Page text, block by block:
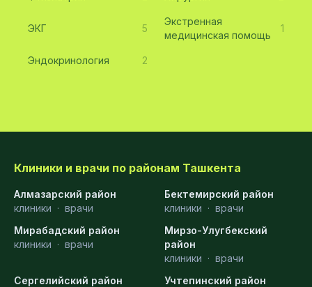
ЭКГ 5
Экстренная
медицинская помощь
1
Эндокринология 2
Клиники и врачи по районам Ташкента
Алмазарский район
клиники · врачи
Бектемирский район
клиники · врачи
Мирабадский район
клиники · врачи
Мирзо-Улугбекский
район
клиники · врачи
Сергелийский район
Учтепинский район